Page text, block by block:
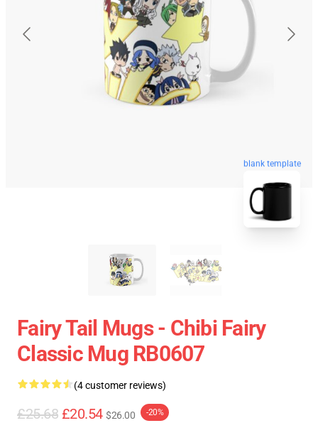
blank template
Fairy Tail Mugs - Chibi Fairy
Classic Mug RB0607
(4 customer reviews)
£25.68 £20.54 $26.00 -20%